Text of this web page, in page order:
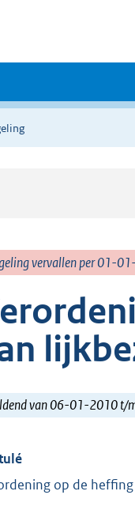
vervallen per 01-
van 06-01-2010 t/
op de